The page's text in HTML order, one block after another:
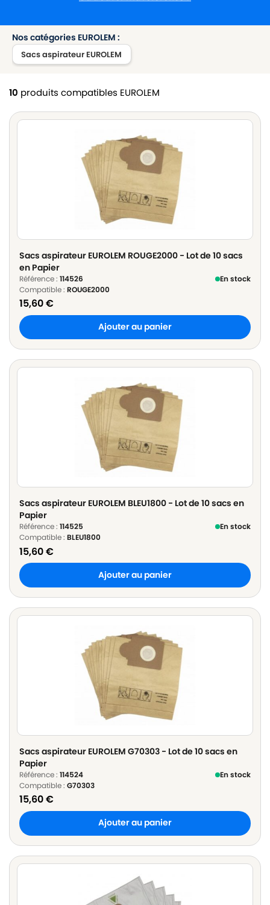
Nos catégories EUROLEM :
Sacs aspirateur EUROLEM
10 produits compatibles EUROLEM
Sacs aspirateur EUROLEM ROUGE2000 - Lot de 10 sacs
en Papier
Référence : 114526
En stock
Compatible : ROUGE2000
15,60€
Ajouter au panier
Sacs aspirateur EUROLEM BLEU1800 - Lot de 10 sacs en
Papier
Référence : 114525
En stock
Compatible : BLEU1800
15,60€
Ajouter au panier
Sacs aspirateur EUROLEM G70303 - Lot de 10 sacs en
Papier
Référence : 114524
En stock
Compatible : G70303
15,60€
Ajouter au panier